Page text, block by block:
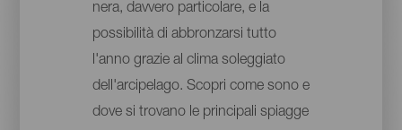
nera, davvero particolare, e la
possibilità di abbronzarsi tutto
l'anno grazie al clima soleggiato
dell'arcipelago. Scopri come sono e
dove si trovano le principali spiagge